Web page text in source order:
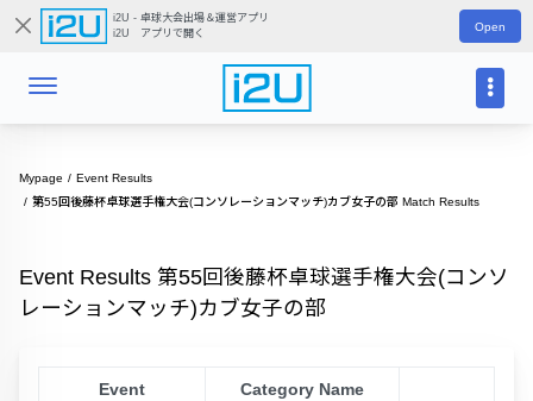
i2U - 卓球大会出場＆運営アプリ
i2U アプリで開く
Open
Mypage
Event Results
第55回後藤杯卓球選手権大会(コンソレーションマッチ)カブ女子の部 Match Results
Event Results 第55回後藤杯卓球選手権大会(コンソ
レーションマッチ)カブ女子の部
Event Category Name